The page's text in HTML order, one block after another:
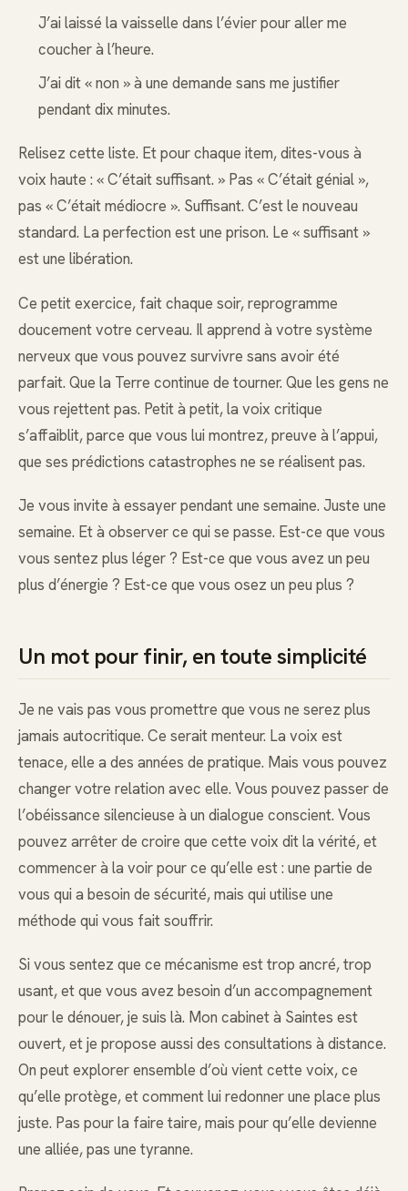
J’ai laissé la vaisselle dans l’évier pour aller me
coucher à l’heure.
J’ai dit « non » à une demande sans me justifier
pendant dix minutes.
Relisez cette liste. Et pour chaque item, dites-vous à
voix haute : « C’était suffisant. » Pas « C’était génial »,
pas « C’était médiocre ». Suffisant. C’est le nouveau
standard. La perfection est une prison. Le « suffisant »
est une libération.
Ce petit exercice, fait chaque soir, reprogramme
doucement votre cerveau. Il apprend à votre système
nerveux que vous pouvez survivre sans avoir été
parfait. Que la Terre continue de tourner. Que les gens ne
vous rejettent pas. Petit à petit, la voix critique
s’affaiblit, parce que vous lui montrez, preuve à l’appui,
que ses prédictions catastrophes ne se réalisent pas.
Je vous invite à essayer pendant une semaine. Juste une
semaine. Et à observer ce qui se passe. Est-ce que vous
vous sentez plus léger ? Est-ce que vous avez un peu
plus d’énergie ? Est-ce que vous osez un peu plus ?
Un mot pour finir, en toute simplicité
Je ne vais pas vous promettre que vous ne serez plus
jamais autocritique. Ce serait menteur. La voix est
tenace, elle a des années de pratique. Mais vous pouvez
changer votre relation avec elle. Vous pouvez passer de
l’obéissance silencieuse à un dialogue conscient. Vous
pouvez arrêter de croire que cette voix dit la vérité, et
commencer à la voir pour ce qu’elle est : une partie de
vous qui a besoin de sécurité, mais qui utilise une
méthode qui vous fait souffrir.
Si vous sentez que ce mécanisme est trop ancré, trop
usant, et que vous avez besoin d’un accompagnement
pour le dénouer, je suis là. Mon cabinet à Saintes est
ouvert, et je propose aussi des consultations à distance.
On peut explorer ensemble d’où vient cette voix, ce
qu’elle protège, et comment lui redonner une place plus
juste. Pas pour la faire taire, mais pour qu’elle devienne
une alliée, pas une tyranne.